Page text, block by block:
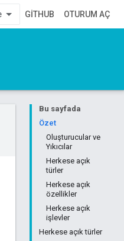
GITHUB OTURUM AÇ
Bu sayfada
Özet
Oluşturucular ve
Yıkıcılar
Herkese açık
türler
Herkese açık
özellikler
Herkese açık
işlevler
Herkese açık türler